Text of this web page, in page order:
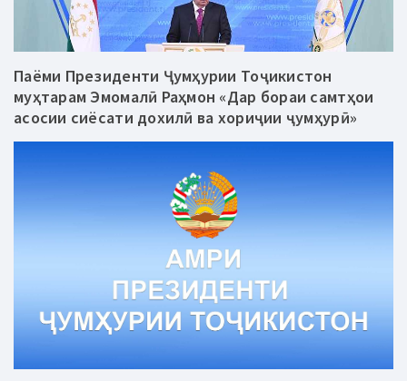
Паёми Президенти Ҷумҳурии Тоҷикистон
муҳтарам Эмомалӣ Раҳмон «Дар бораи самтҳои
асосии сиёсати дохилӣ ва хориҷии ҷумҳурӣ»